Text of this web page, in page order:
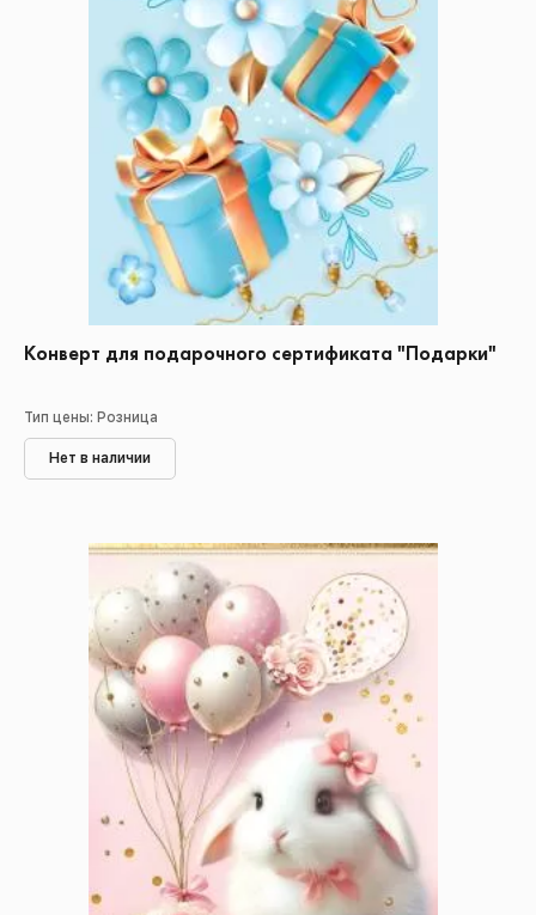
Конверт для подарочного сертификата "Подарки"
Тип цены: Розница
Нет в наличии